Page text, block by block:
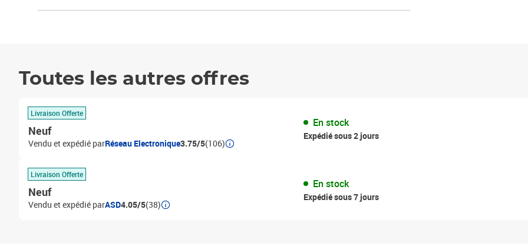
Toutes les autres offres
Livraison Offerte
Neuf
Vendu et expédié parRéseau Electronique3.75/5(106)
En stock
Expédié sous 2 jours
Livraison Offerte
Neuf
Vendu et expédié parASD4.05/5(38)
En stock
Expédié sous 7 jours